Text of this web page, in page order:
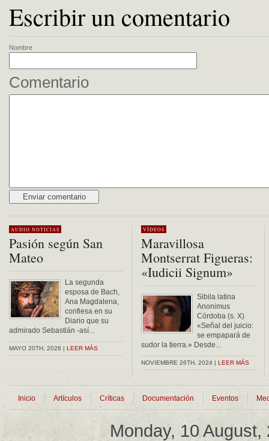
Escribir un comentario
Nombre
Comentario
AUDIO NOTICIAS
Pasión según San
Mateo
La segunda
esposa de Bach,
Ana Magdalena,
confiesa en su
Diario que su
admirado Sebastián -así...
MAYO 20TH, 2026 | LEER MÁS
VÍDEOS
Maravillosa
Montserrat Figueras:
«Iudicii Signum»
Sibila latina
Anonimus
Córdoba (s. X)
«Señal del juicio:
se empapará de
sudor la tierra.» Desde...
NOVIEMBRE 26TH, 2024 | LEER MÁS
Inicio Artículos Críticas Documentación Eventos
Monday, 10